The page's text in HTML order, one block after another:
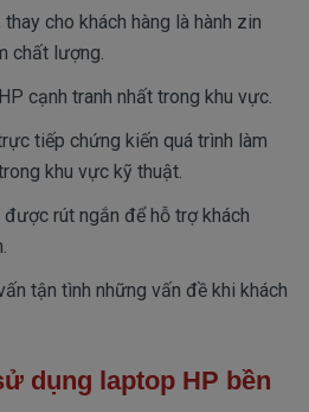
cho khách hàng là hành zin
chất lượng.
cạnh tranh nhất trong khu vực.
tiếp chứng kiến quá trình làm
khu vực kỹ thuật.
rút ngắn để hỗ trợ khách
tận tình những vấn đề khi khách
dụng laptop HP bền